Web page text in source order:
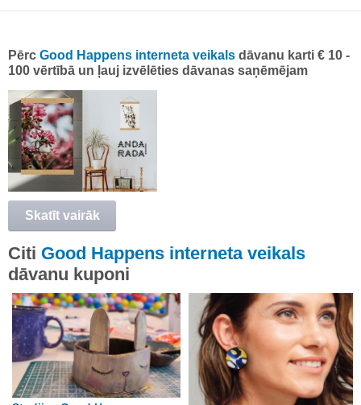
Pērc Good Happens interneta veikals dāvanu karti € 10 -
100 vērtībā un ļauj izvēlēties dāvanas saņēmējam
Skatīt vairāk
Citi Good Happens interneta veikals
dāvanu kuponi